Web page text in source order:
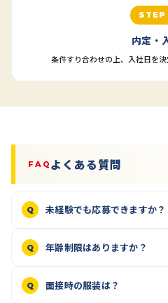
STEP
内定・
条件すり合わせの上、入社日を決
FAQ よくある質問
未経験でも応募できますか？
年齢制限はありますか？
面接時の服装は？